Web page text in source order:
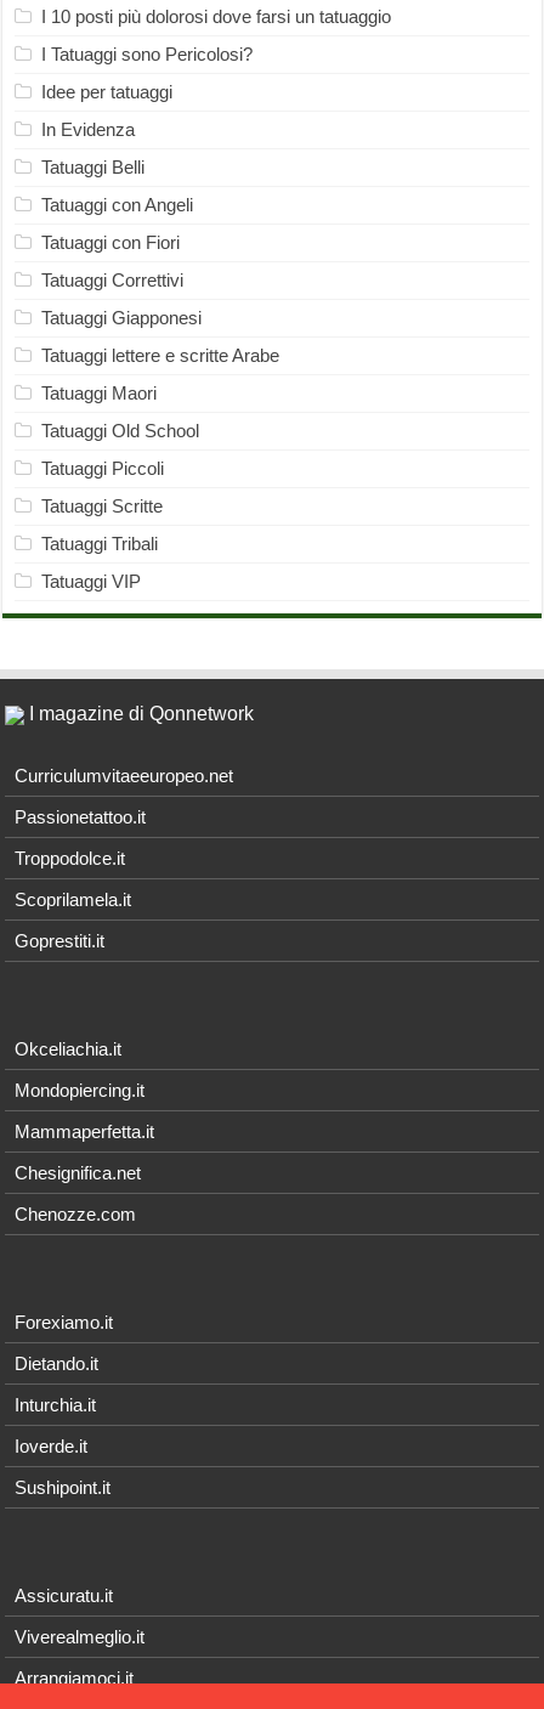
I 10 posti più dolorosi dove farsi un tatuaggio
I Tatuaggi sono Pericolosi?
Idee per tatuaggi
In Evidenza
Tatuaggi Belli
Tatuaggi con Angeli
Tatuaggi con Fiori
Tatuaggi Correttivi
Tatuaggi Giapponesi
Tatuaggi lettere e scritte Arabe
Tatuaggi Maori
Tatuaggi Old School
Tatuaggi Piccoli
Tatuaggi Scritte
Tatuaggi Tribali
Tatuaggi VIP
I magazine di Qonnetwork
Curriculumvitaeeuropeo.net
Passionetattoo.it
Troppodolce.it
Scoprilamela.it
Goprestiti.it
Okceliachia.it
Mondopiercing.it
Mammaperfetta.it
Chesignifica.net
Chenozze.com
Forexiamo.it
Dietando.it
Inturchia.it
Ioverde.it
Sushipoint.it
Assicuratu.it
Viverealmeglio.it
Arrangiamoci.it